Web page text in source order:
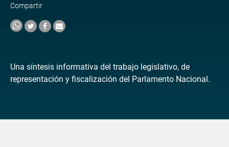
Compartir
Una síntesis informativa del trabajo legislativo, de
representación y fiscalización del Parlamento Nacional.